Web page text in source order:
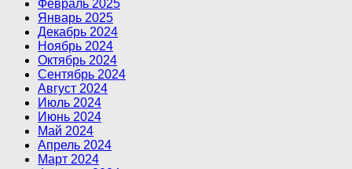
Февраль 2025
Январь 2025
Декабрь 2024
Ноябрь 2024
Октябрь 2024
Сентябрь 2024
Август 2024
Июль 2024
Июнь 2024
Май 2024
Апрель 2024
Март 2024